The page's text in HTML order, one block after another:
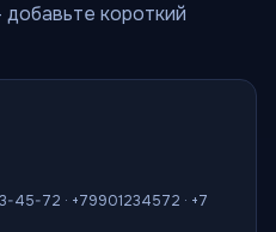
короткий
45-72 · +79901234572 · +7